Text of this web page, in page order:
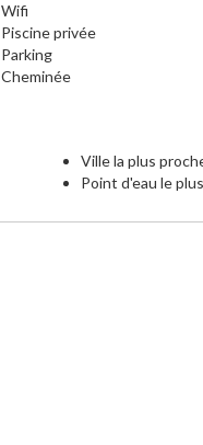
Wifi
Piscine privée
Parking
Cheminée
Ville la plus
Point d'eau le